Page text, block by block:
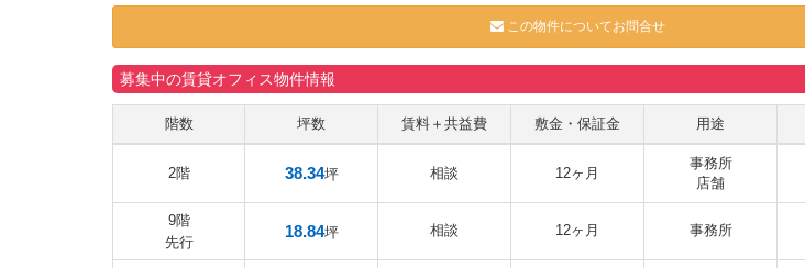
この物件についてお問合せ
募集中の賃貸オフィス物件情報
階数 坪数 賃料＋共益費 敷金・保証金 用途
2階 38.34坪 相談 12ヶ月
事務所
店舗
9階
先行
18.84坪 相談 12ヶ月 事務所